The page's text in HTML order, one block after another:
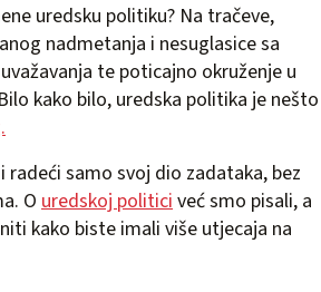
uredsku politiku? Na tračeve,
nadmetanja i nesuglasice sa
te poticajno okruženje u
kako bilo, uredska politika je nešto
samo svoj dio zadataka, bez
O uredskoj politici već smo pisali, a
kako biste imali više utjecaja na